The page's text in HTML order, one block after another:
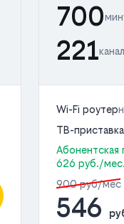
700
221
Wi-Fi роутер
ТВ-приставка
Абонентская
626 руб./
900 руб/мес
546